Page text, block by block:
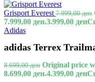
Grisport Everest 7.999,00ден
7.999,00 ден.3.999,00 ден
Adidas
adidas Terrex
8.699,00ден Original price
8.699,00 ден.4.399,00 ден